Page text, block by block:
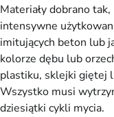
Materiały dobrano
intensywne
imitujących beton lub
kolorze dębu lub
plastiku, sklejki giętej
Wszystko musi
dziesiątki cykli mycia.